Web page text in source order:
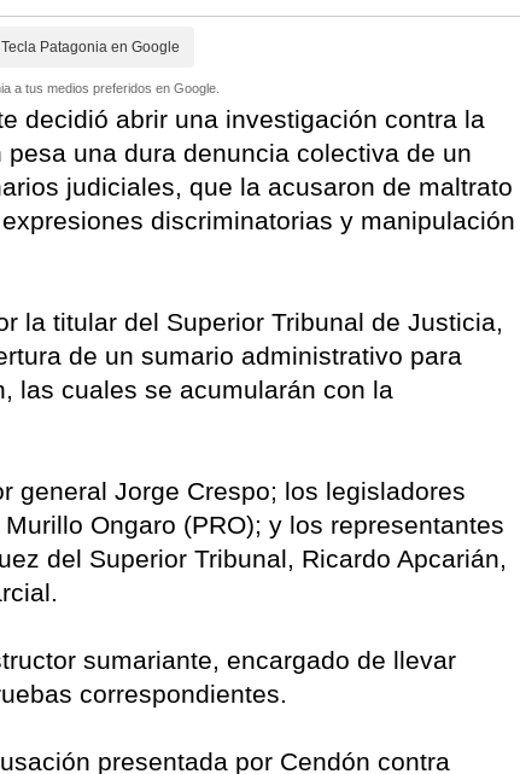
Patagonia en Google
a tus medios preferidos en Google.
decidió abrir una investigación contra la
una dura denuncia colectiva de un
judiciales, que la acusaron de maltrato
discriminatorias y manipulación
la titular del Superior Tribunal de Justicia,
de un sumario administrativo para
las cuales se acumularán con la
general Jorge Crespo; los legisladores
Ongaro (PRO); y los representantes
del Superior Tribunal, Ricardo Apcarián,
sumariante, encargado de llevar
correspondientes.
presentada por Cendón contra